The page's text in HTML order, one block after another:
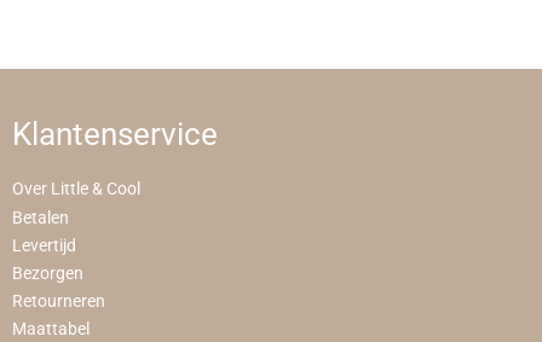
Klantenservice
Over Little & Cool
Betalen
Levertijd
Bezorgen
Retourneren
Maattabel